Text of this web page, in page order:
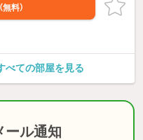
（無料）
べての部屋を見る
ール通知